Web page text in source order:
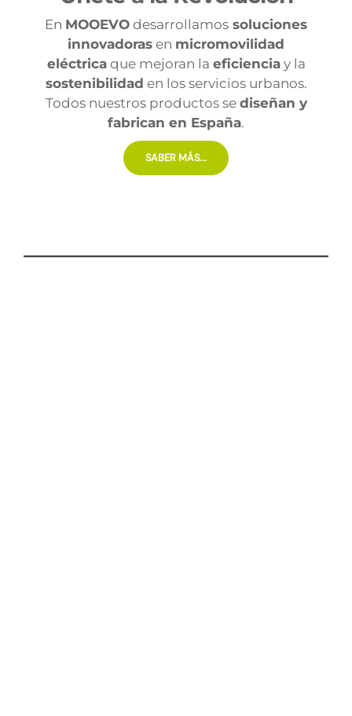
En MOOEVO desarrollamos soluciones
innovadoras en micromovilidad
eléctricaque mejoran la eficienciay la
sostenibilidad en los servicios urbanos.
Todos nuestros productos se diseñan y
fabrican en España.
SABER MÁS...